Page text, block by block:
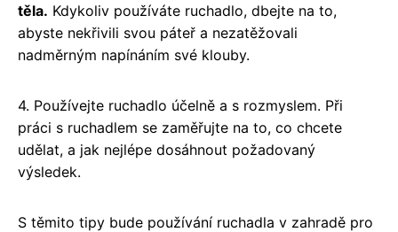
těla. Kdykoliv používáte ruchadlo, dbejte na to,
abyste nekřivili svou páteř a nezatěžovali
nadměrným napínáním své klouby.
4. Používejte ruchadlo účelně a s rozmyslem. Při
práci s ruchadlem se zaměřujte na to, co chcete
udělat, a jak nejlépe dosáhnout požadovaný
výsledek.
S těmito tipy bude používání ruchadla v zahradě pro